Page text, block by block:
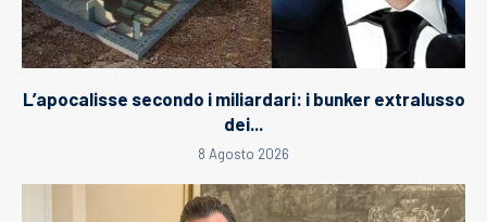
L’apocalisse secondo i miliardari: i bunker extralusso
dei...
8 Agosto 2026